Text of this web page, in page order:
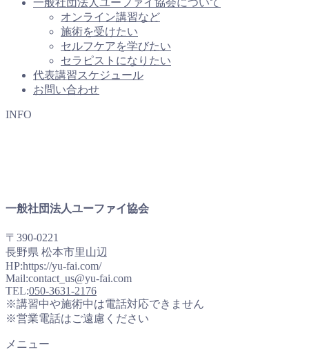
オンライン講習など
施術を受けたい
セルフケアを学びたい
セラピストになりたい
代表講習スケジュール
お問い合わせ
INFO
一般社団法人ユーファイ協会
〒390-0221
長野県 松本市里山辺
HP:https://yu-fai.com/
Mail:contact_us@yu-fai.com
TEL:050-3631-2176
※講習中や施術中は電話対応できません
※営業電話はご遠慮ください
メニュー